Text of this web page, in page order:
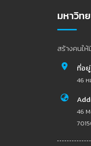
มหาวิท
สร้างคนใ
ที่อ
46
46